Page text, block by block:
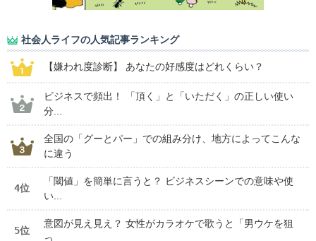
社会人ライフの人気記事ランキング
【嫌われ度診断】 あなたの好感度はどれくらい？
ビジネスで頻出！ 「頂く」と「いただく」の正しい使い
分...
全国の「グーとパー」での組み分け、地方によってこんな
に違う
4位
「閾値」を簡単に言うと？ ビジネスシーンでの意味や使
い...
5位
意図が見え見え？ 女性がカラオケで歌うと「男ウケを狙
っ...